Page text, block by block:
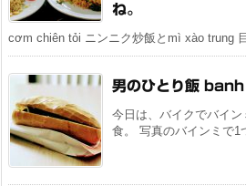
ね。
cơm chiên tỏi ニンニク炒飯とmì xào trung
男のひとり飯
今日は、バイクでバイ
食。 写真のバインミで1